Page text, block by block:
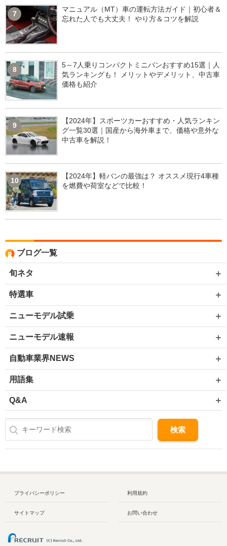
7
マニュアル（MT）車の運転方法ガイド｜初心者＆
忘れた人でも大丈夫！ やり方＆コツを解説
8
5～7人乗りコンパクトミニバンおすすめ15選｜人
気ランキングも！ メリットやデメリット、中古車
価格も紹介
9
【2024年】スポーツカーおすすめ・人気ランキン
グ一覧30選｜国産から海外車まで、価格や意外な
中古車を解説！
10
【2024年】軽バンの最強は？ オススメ現行4車種
を燃費や荷室などで比較！
ブログ一覧
旬ネタ
特選車
ニューモデル試乗
ニューモデル速報
自動車業界NEWS
用語集
Q&A
プライバシーポリシー 利用規約
サイトマップ お問い合わせ